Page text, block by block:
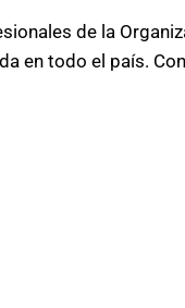
de la
en todo el país.